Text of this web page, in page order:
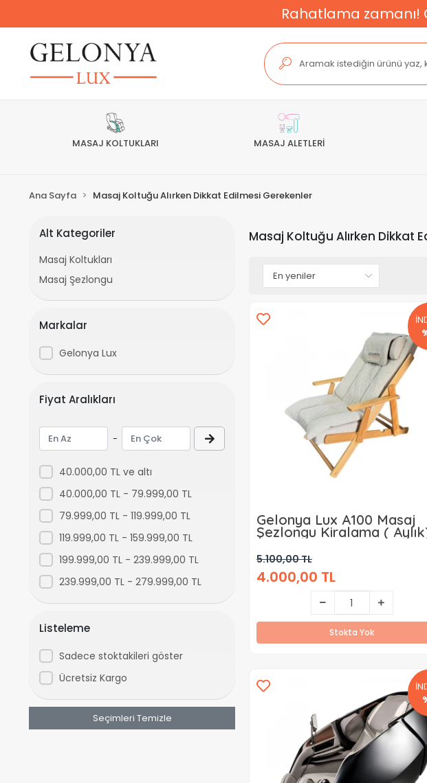
Rahatlama zamanı!
MASAJ KOLTUKLARI MASAJ ALETLERİ
Ana Sayfa Masaj Koltuğu Alırken Dikkat Edilmesi Gerekenler
Alt Kategoriler
Masaj Koltukları
Masaj Şezlongu
Markalar
Gelonya Lux
Fiyat Aralıkları
-
40.000,00 TL ve altı
40.000,00 TL - 79.999,00 TL
79.999,00 TL - 119.999,00 TL
119.999,00 TL - 159.999,00 TL
199.999,00 TL - 239.999,00 TL
239.999,00 TL - 279.999,00 TL
Listeleme
Sadece stoktakileri göster
Ücretsiz Kargo
Seçimleri Temizle
Masaj Koltuğu Alırken Dikkat
Gelonya Lux A100 Masaj
Şezlongu Kiralama (
5.100,00 TL
4.000,00 TL
Stokta Yok